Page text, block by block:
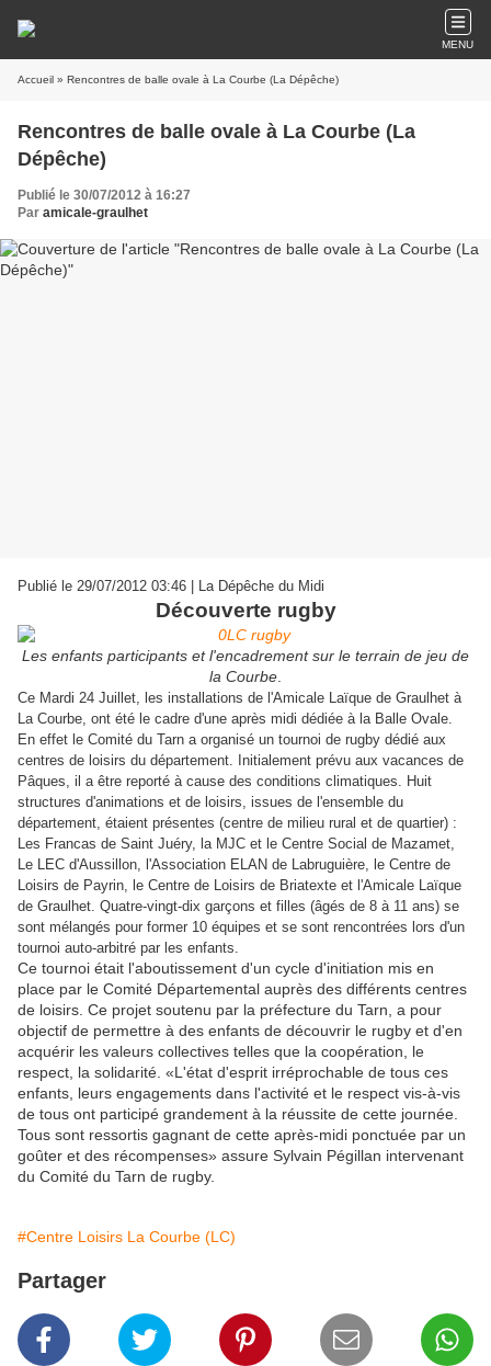
MENU
Accueil » Rencontres de balle ovale à La Courbe (La Dépêche)
Rencontres de balle ovale à La Courbe (La
Dépêche)
Publié le 30/07/2012 à 16:27
Par amicale-graulhet
Publié le 29/07/2012 03:46 | La Dépêche du Midi
Découverte rugby
Les enfants participants et l'encadrement sur le terrain de jeu de
la Courbe
Ce Mardi 24 Juillet, les installations de l'Amicale Laïque de Graulhet à
La Courbe, ont été le cadre d'une après midi dédiée à la Balle Ovale.
En effet le Comité du Tarn a organisé un tournoi de rugby dédié aux
centres de loisirs du département. Initialement prévu aux vacances de
Pâques, il a être reporté à cause des conditions climatiques. Huit
structures d'animations et de loisirs, issues de l'ensemble du
département, étaient présentes (centre de milieu rural et de quartier) :
Les Francas de Saint Juéry, la MJC et le Centre Social de Mazamet,
Le LEC d'Aussillon, l'Association ELAN de Labruguière, le Centre de
Loisirs de Payrin, le Centre de Loisirs de Briatexte et l'Amicale Laïque
de Graulhet. Quatre-vingt-dix garçons et filles (âgés de 8 à 11 ans) se
sont mélangés pour former 10 équipes et se sont rencontrées lors d'un
tournoi auto-arbitré par les enfants.
Ce tournoi était l'aboutissement d'un cycle d'initiation mis en
place par le Comité Départemental auprès des différents centres
de loisirs. Ce projet soutenu par la préfecture du Tarn, a pour
objectif de permettre à des enfants de découvrir le rugby et d'en
acquérir les valeurs collectives telles que la coopération, le
respect, la solidarité. «L'état d'esprit irréprochable de tous ces
enfants, leurs engagements dans l'activité et le respect vis-à-vis
de tous ont participé grandement à la réussite de cette journée.
Tous sont ressortis gagnant de cette après-midi ponctuée par un
goûter et des récompenses» assure Sylvain Pégillan intervenant
du Comité du Tarn de rugby.
#Centre Loisirs La Courbe (LC)
Partager